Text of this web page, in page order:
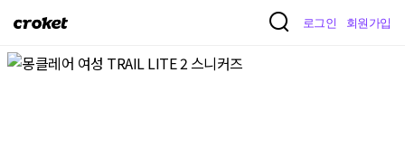
크
켓
로그인 회원가입